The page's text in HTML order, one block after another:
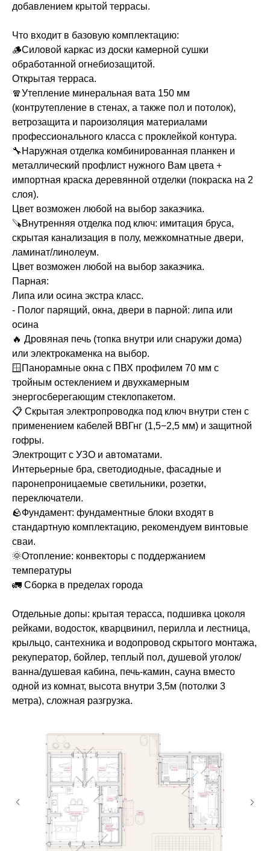
добавлением крытой террасы.
Что входит в базовую комплектацию:
🪵Силовой каркас из доски камерной сушки
обработанной огнебиозащитой.
Открытая терраса.
🧣Утепление минеральная вата 150 мм
(контрутепление в стенах, а также пол и потолок),
ветрозащита и пароизоляция материалами
профессионального класса с проклейкой контура.
🔧Наружная отделка комбинированная планкен и
металлический профлист нужного Вам цвета +
импортная краска деревянной отделки (покраска на 2
слоя).
Цвет возможен любой на выбор заказчика.
🪚Внутренняя отделка под ключ: имитация бруса,
скрытая канализация в полу, межкомнатные двери,
ламинат/линолеум.
Цвет возможен любой на выбор заказчика.
Парная:
Липа или осина экстра класс.
- Полог парящий, окна, двери в парной: липа или
осина
🔥 Дровяная печь (топка внутри или снаружи дома)
или электрокаменка на выбор.
🪟Панорамные окна с ПВХ профилем 70 мм с
тройным остеклением и двухкамерным
энергосберегающим стеклопакетом.
📋 Скрытая электропроводка под ключ внутри стен с
применением кабелей ВВГнг (1,5−2,5 мм) и защитной
гофры.
Электрощит с УЗО и автоматами.
Интерьерные бра, светодиодные, фасадные и
паронепроницаемые светильники, розетки,
переключатели.
🪨Фундамент: фундаментные блоки входят в
стандартную комплектацию, рекомендуем винтовые
сваи.
🌞Отопление: конвекторы с поддержанием
температуры
🚛 Сборка в пределах города
Отдельные допы: крытая терасса, подшивка цоколя
рейками, водосток, кварцвинил, перилла и лестница,
крыльцо, сантехника и водопровод скрытого монтажа,
рекуператор, бойлер, теплый пол, душевой уголок/
ванна/душевая кабина, печь-камин, сауна вместо
одной из комнат, высота внутри 3,5м (потолки 3
метра), сложная разгрузка.